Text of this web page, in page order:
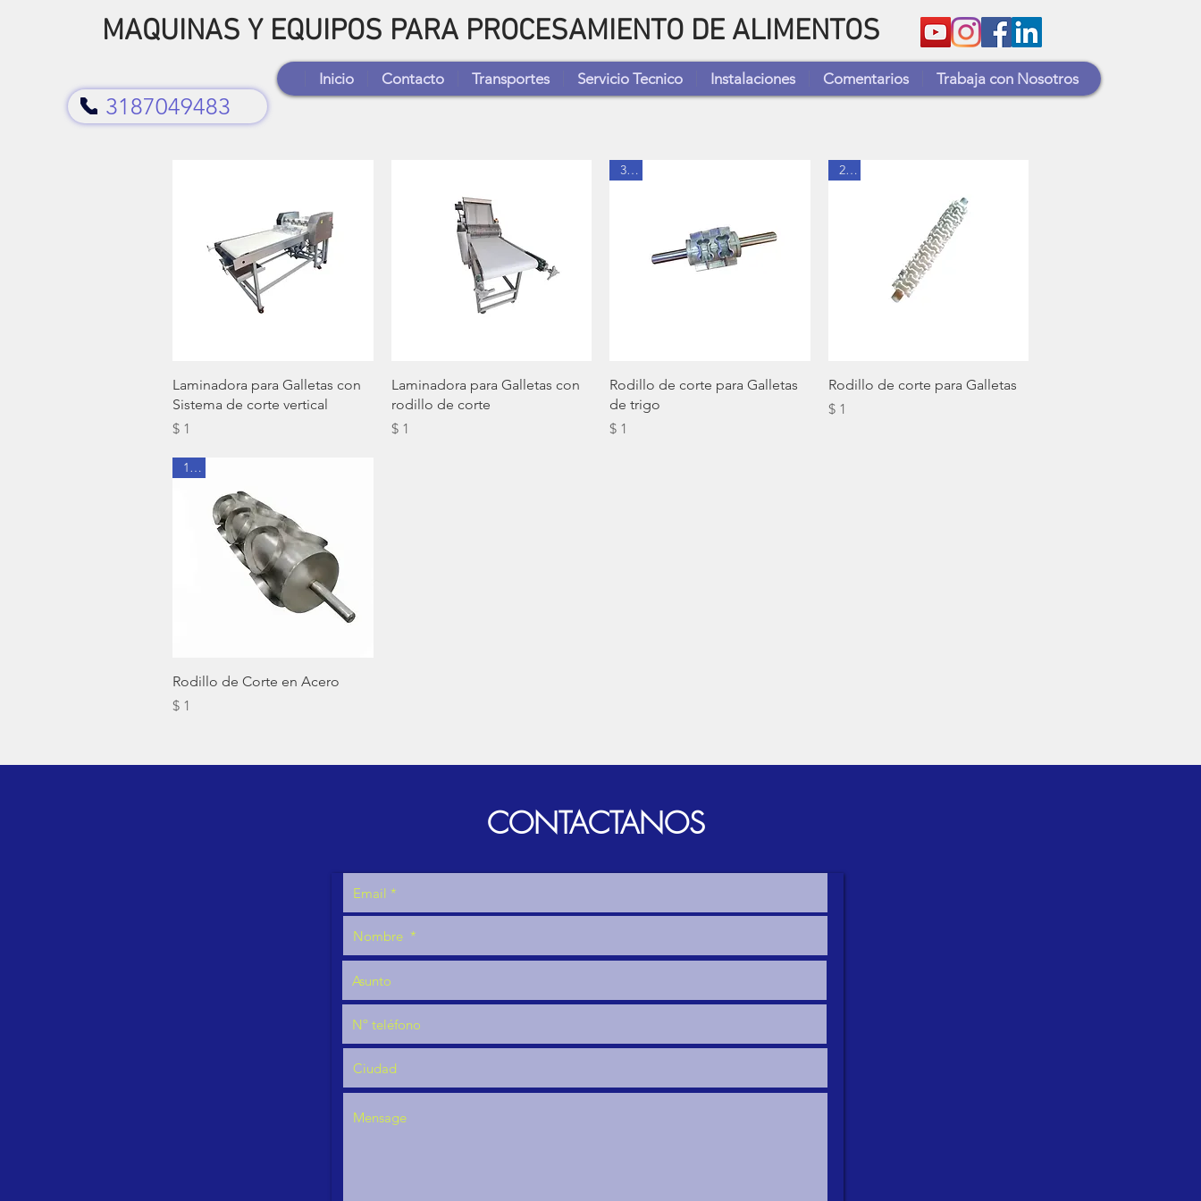
Inicio Contacto Transportes Servicio Tecnico Instalaciones Comentarios Trabaja con Nosotros
MAQUINAS Y EQUIPOS PARA PROCESAMIENTO DE ALIMENTOS
3187049483
Vista rápida
Laminadora para Galletas con
Sistema de corte vertical
Precio
$ 1
Vista rápida
Laminadora para Galletas con
rodillo de corte
Precio
$ 1
Vista rápida
3V1
Rodillo de corte para Galletas
de trigo
Precio
$ 1
Vista rápida
2V4
Rodillo de corte para Galletas
Precio
$ 1
Vista rápida
1V3
Rodillo de Corte en Acero
Precio
$ 1
CONTACTANOS